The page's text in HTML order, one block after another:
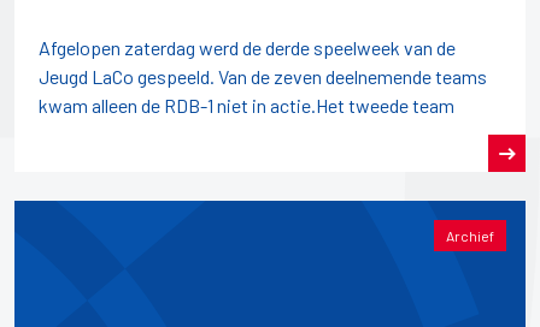
Afgelopen zaterdag werd de derde speelweek van de
Jeugd LaCo gespeeld. Van de zeven deelnemende teams
kwam alleen de RDB-1 niet in actie.Het tweede team
Archief